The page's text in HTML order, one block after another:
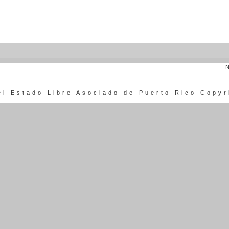
Estado Libre Asociado de Puerto Rico